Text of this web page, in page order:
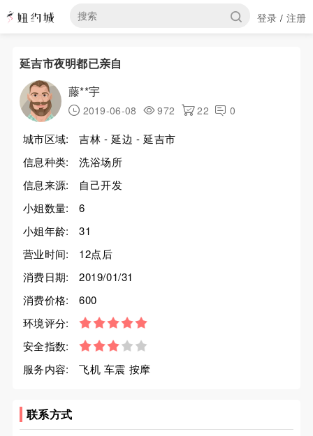
登录 / 注册
延吉市夜明都已亲自
藤**宇
2019-06-08 972 22 0
城市区域:
吉林 - 延边 - 延吉市
信息种类:
洗浴场所
信息来源:
自己开发
小姐数量:
6
小姐年龄:
31
营业时间:
12点后
消费日期:
2019/01/31
消费价格:
600
环境评分:
安全指数:
服务内容:
飞机 车震 按摩
联系方式